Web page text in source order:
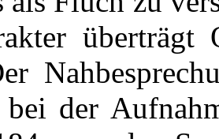
überträgt
der